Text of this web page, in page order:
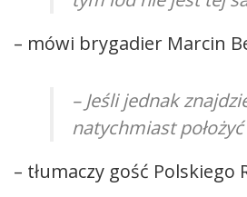
– mówi brygadier Marcin
– Jeśli jednak
natychmiast
– tłumaczy gość Polskiego